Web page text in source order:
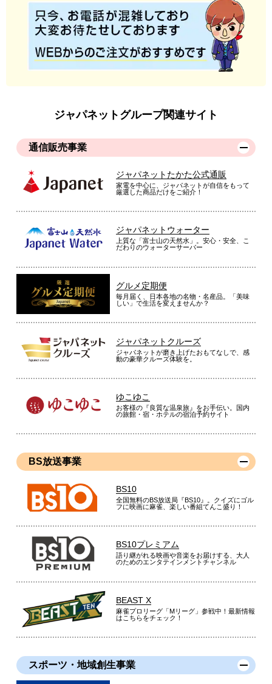
ジャパネットグループ関連サイト
通信販売事業
ジャパネットたかた公式通販
家電を中心に、ジャパネットが自信をもって
厳選した商品だけをご紹介！
ジャパネットウォーター
上質な「富士山の天然水」。安心・安全、こ
だわりのウォーターサーバー
グルメ定期便
毎月届く、日本各地の名物・名産品。「美味
しい」で生活を変えませんか？
ジャパネットクルーズ
ジャパネットが磨き上げたおもてなしで、感
動の豪華クルーズ体験を。
ゆこゆこ
お客様の『良質な温泉旅』をお手伝い。国内
の旅館・宿・ホテルの宿泊予約サイト
BS放送事業
BS10
全国無料のBS放送局『BS10』。クイズにゴル
フに映画に麻雀、楽しい番組てんこ盛り！
BS10プレミアム
語り継がれる映画や音楽をお届けする、大人
のためのエンタテインメントチャンネル
BEAST X
麻雀プロリーグ「Mリーグ」参戦中！最新情報
はこちらをチェック！
スポーツ・地域創生事業